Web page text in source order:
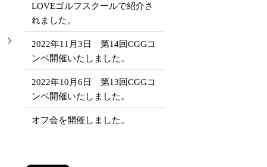
LOVEゴルフスクールで紹介さ
れました。
2022年11月3日 第14回CGGコ
ンペ開催いたしました。
2022年10月6日 第13回CGGコ
ンペ開催いたしました。
オフ会を開催しました。